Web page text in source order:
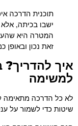
תוכנית הדרכה
ישבו בכיתה,
המטרה היא
זאת נכון ובאופן
איך
למשימה
לא כל הדרכה מתאימה
שיטות כדי לשמור על